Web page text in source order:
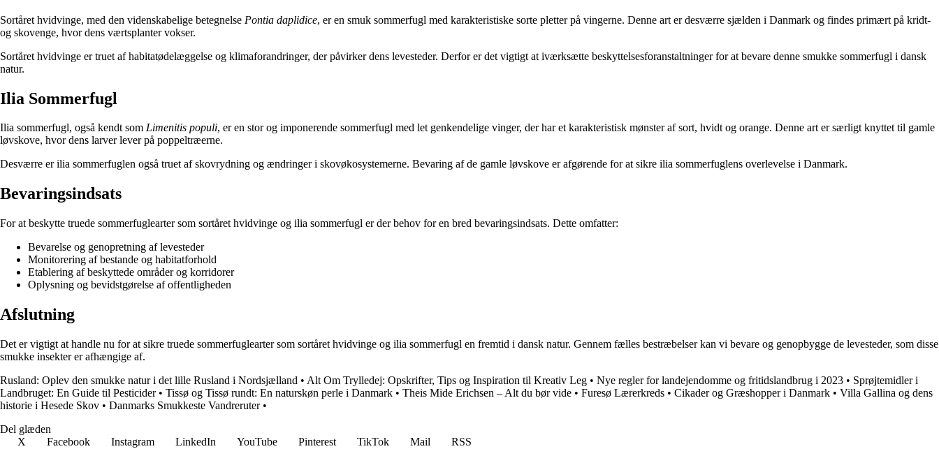
Sortåret hvidvinge, med den videnskabelige betegnelse Pontia daplidice, er en smuk sommerfugl med karakteristiske sorte pletter på vingerne. Denne art er desværre sjælden i Danmark og findes primært på kridt-
og skovenge, hvor dens værtsplanter vokser.
Sortåret hvidvinge er truet af habitatødelæggelse og klimaforandringer, der påvirker dens levesteder. Derfor er det vigtigt at iværksætte beskyttelsesforanstaltninger for at bevare denne smukke sommerfugl i dansk
natur.
Ilia Sommerfugl
Ilia sommerfugl, også kendt som Limenitis populi, er en stor og imponerende sommerfugl med let genkendelige vinger, der har et karakteristisk mønster af sort, hvidt og orange. Denne art er særligt knyttet til gamle
løvskove, hvor dens larver lever på poppeltræerne.
Desværre er ilia sommerfuglen også truet af skovrydning og ændringer i skovøkosystemerne. Bevaring af de gamle løvskove er afgørende for at sikre ilia sommerfuglens overlevelse i Danmark.
Bevaringsindsats
For at beskytte truede sommerfuglearter som sortåret hvidvinge og ilia sommerfugl er der behov for en bred bevaringsindsats. Dette omfatter:
Bevarelse og genopretning af levesteder
Monitorering af bestande og habitatforhold
Etablering af beskyttede områder og korridorer
Oplysning og bevidstgørelse af offentligheden
Afslutning
Det er vigtigt at handle nu for at sikre truede sommerfuglearter som sortåret hvidvinge og ilia sommerfugl en fremtid i dansk natur. Gennem fælles bestræbelser kan vi bevare og genopbygge de levesteder, som disse
smukke insekter er afhængige af.
Rusland: Oplev den smukke natur i det lille Rusland i Nordsjælland • Alt Om Trylledej: Opskrifter, Tips og Inspiration til Kreativ Leg • Nye regler for landejendomme og fritidslandbrug i 2023 • Sprøjtemidler i
Landbruget: En Guide til Pesticider• Tissø og Tissø rundt: En naturskøn perle i Danmark • Theis Mide Erichsen – Alt du bør vide • Furesø Lærerkreds • Cikader og Græshopper i Danmark • Villa Gallina og dens
historie i Hesede Skov • Danmarks Smukkeste Vandreruter•
Del glæden
X
Facebook Instagram LinkedIn YouTube Pinterest TikTok Mail
RSS